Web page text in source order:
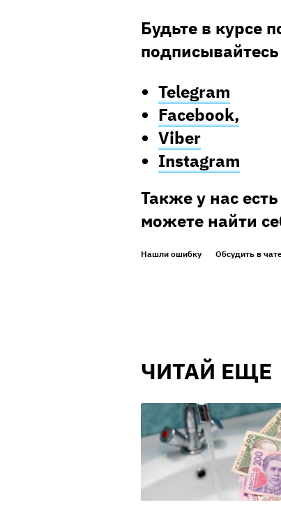
Будьте в курсе
Telegram
Facebook,
Viber
Instagram
Также у нас
можете найти
Нашли ошибку Обсудить в
ЧИТАЙ ЕЩЕ